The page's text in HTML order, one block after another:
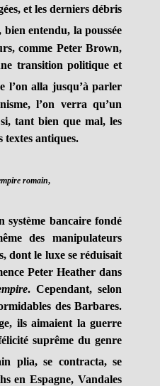
et les derniers débris
entendu, la poussée
comme Peter Brown,
transition politique et
l’on alla jusqu’à parler
l’on verra qu’un
tant bien que mal, les
textes antiques.
romain,
bancaire fondé
des manipulateurs
dont le luxe se réduisait
Peter Heather dans
. Cependant, selon
des Barbares.
ils aimaient la guerre
suprême du genre
plia, se contracta, se
en Espagne, Vandales